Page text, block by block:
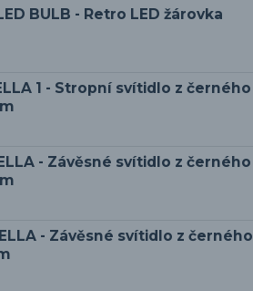
BULB - Retro LED žárovka
1 - Stropní svítidlo z černého
- Závěsné svítidlo z černého
- Závěsné svítidlo z černého